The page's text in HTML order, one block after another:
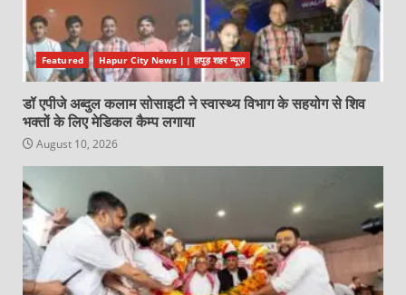
Featured Hapur City News || हापुड़ शहर न्यूज़
डॉ एपीजे अब्दुल कलाम सोसाइटी ने स्वास्थ्य विभाग के सहयोग से शिव
भक्तों के लिए मेडिकल कैम्प लगाया
August 10, 2026